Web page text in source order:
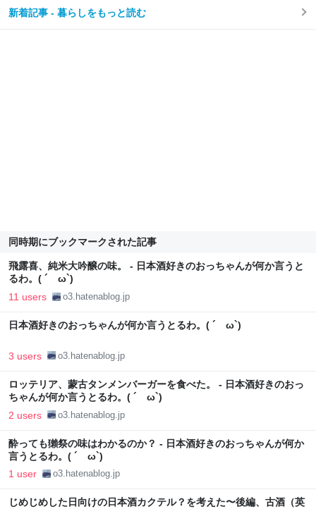
新着記事 - 暮らしをもっと読む
同時期にブックマークされた記事
飛露喜、純米大吟醸の味。 - 日本酒好きのおっちゃんが何か言うと
るわ。( ´ ω`)
11 users o3.hatenablog.jp
日本酒好きのおっちゃんが何か言うとるわ。( ´ ω`)
3 users o3.hatenablog.jp
ロッテリア、蒙古タンメンバーガーを食べた。 - 日本酒好きのおっ
ちゃんが何か言うとるわ。( ´ ω`)
2 users o3.hatenablog.jp
酔っても獺祭の味はわかるのか？ - 日本酒好きのおっちゃんが何か
言うとるわ。( ´ ω`)
1 user o3.hatenablog.jp
じめじめした日向けの日本酒カクテル？を考えた〜後編、古酒（英